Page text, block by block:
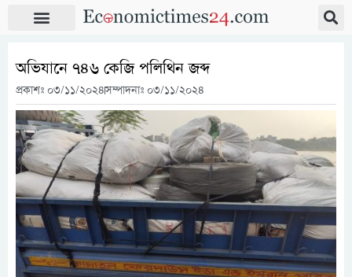
অভিযানে ৭৪৬ কেজি পলিথিন জব্দ
প্রকাশঃ ০৩/১১/২০২৪সম্পাদনাঃ ০৩/১১/২০২৪